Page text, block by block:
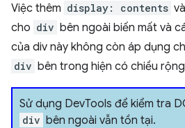
Việc thêm display: contents
cho div bên ngoài biến mất và
của div này không còn áp dụng
div bên trong hiện có chiều
Sử dụng DevTools để kiểm tra
div bên ngoài vẫn tồn tại.